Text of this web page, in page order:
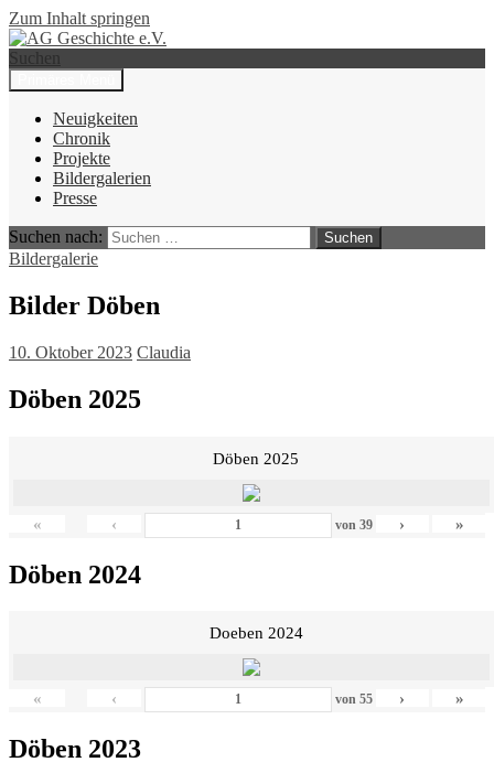
Zum Inhalt springen
AG Geschichte e.V.
Suchen
Neuigkeiten
Chronik
Projekte
Bildergalerien
Presse
Suchen nach:
Bildergalerie
Bilder Döben
10. Oktober 2023 Claudia
Döben 2025
Döben 2025
« ‹ von 39 › »
Döben 2024
Doeben 2024
« ‹ von 55 › »
Döben 2023